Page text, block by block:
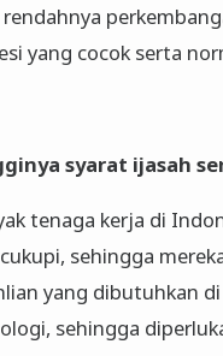
yang cocok serta
syarat ijasah
tenaga kerja di
sehingga
yang dibutuhkan
sehingga